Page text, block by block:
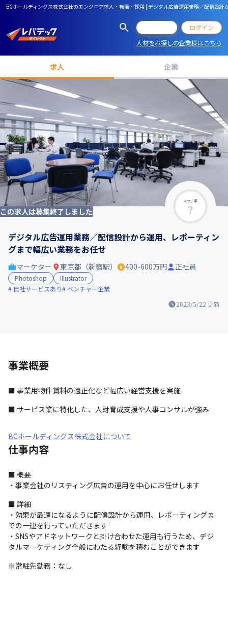
BCホールディングス株式会社のエンジニア求人・転職・採用 | デジタル広告運用業務／配信設
ログイン
人材をお探しの企業様はこちら
求人 企業
マッチ率
この求人は募集終了しました
デジタル広告運用業務／配信設計から運用、レポーティン
グまで幅広い業務をお任せ
2023/5/22 更新
マーケター 東京都（新宿駅） 400-600万円 正社員
Photoshop
Illustrator
自社サービスあり
ベンチャー企業
事業概要
■ 事業用物件賃料の適正化など幅広い経営支援を実施
■ サービス業に特化した、人財育成支援や人事コンサルが強み
BCホールディングス株式会社について
仕事内容
■ 概要
・事業会社のリスティング広告の運用を中心にお任せします
■ 詳細
・効果が最適になるように配信設計から運用、レポーティングま
での一連を行っていただきます
・SNSやアドネットワークと掛け合わせた運用も行うため、デジ
タルマーケティング全般にわたる経験を積むことができます
※常駐先勤務：なし